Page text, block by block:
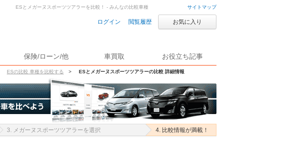
サイトマップ
ログイン 閲覧履歴 お気に入り
保険/ローン/他 車買取 お役立ち記事
ESの比較 車種を比較する > ESとメガーヌスポーツツアラーの比較 詳細情報
ESとメガーヌスポーツツアラーを比較！ - みんなの比較車種
3. メガーヌスポーツツアラーを選択 4. 比較情報が満載！